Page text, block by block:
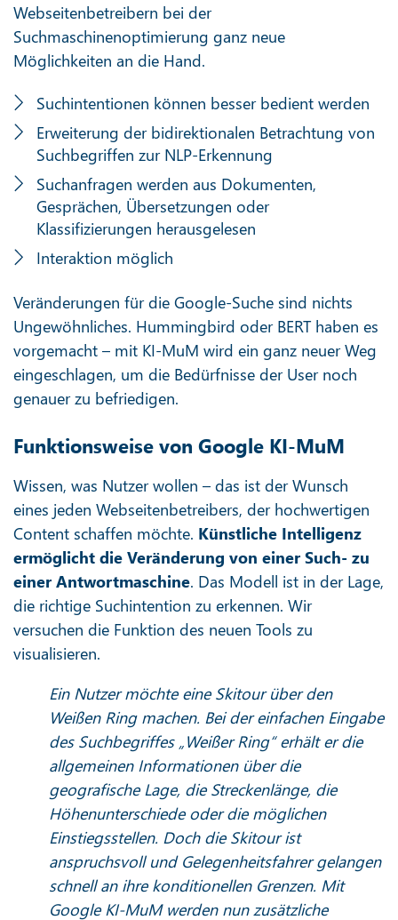
Webseitenbetreibern bei der
Suchmaschinenoptimierung ganz neue
Möglichkeiten an die Hand.
Suchintentionen können besser bedient werden
Erweiterung der bidirektionalen Betrachtung von
Suchbegriffen zur NLP-Erkennung
Suchanfragen werden aus Dokumenten,
Gesprächen, Übersetzungen oder
Klassifizierungen herausgelesen
Interaktion möglich
Veränderungen für die Google-Suche sind nichts
Ungewöhnliches. Hummingbird oder BERT haben es
vorgemacht – mit KI-MuM wird ein ganz neuer Weg
eingeschlagen, um die Bedürfnisse der User noch
genauer zu befriedigen.
Funktionsweise von Google KI-MuM
Wissen, was Nutzer wollen – das ist der Wunsch
eines jeden Webseitenbetreibers, der hochwertigen
Content schaffen möchte. Künstliche Intelligenz
ermöglicht die Veränderung von einer Such- zu
einer Antwortmaschine. Das Modell ist in der Lage,
die richtige Suchintention zu erkennen. Wir
versuchen die Funktion des neuen Tools zu
visualisieren.
Ein Nutzer möchte eine Skitour über den
Weißen Ring machen. Bei der einfachen Eingabe
des Suchbegriffes „Weißer Ring“ erhält er die
allgemeinen Informationen über die
geografische Lage, die Streckenlänge, die
Höhenunterschiede oder die möglichen
Einstiegsstellen. Doch die Skitour ist
anspruchsvoll und Gelegenheitsfahrer gelangen
schnell an ihre konditionellen Grenzen. Mit
Google KI-MuM werden nun zusätzliche